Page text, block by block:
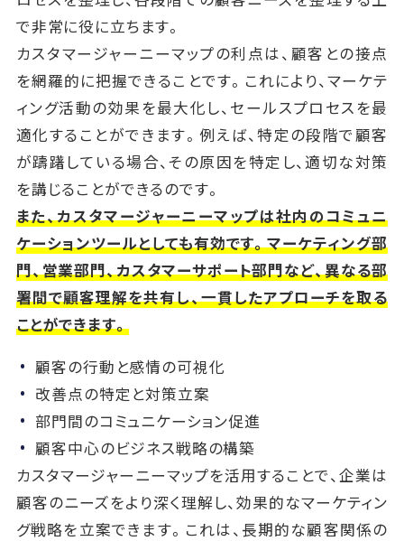
で非常に役に立ちます。
カスタマージャーニーマップの利点は、顧客との接点
を網羅的に把握できることです。これにより、マーケテ
ィング活動の効果を最大化し、セールスプロセスを最
適化することができます。例えば、特定の段階で顧客
が躊躇している場合、その原因を特定し、適切な対策
を講じることができるのです。
また、カスタマージャーニーマップは社内のコミュニ
ケーションツールとしても有効です。マーケティング部
門、営業部門、カスタマーサポート部門など、異なる部
署間で顧客理解を共有し、一貫したアプローチを取る
ことができます。
顧客の行動と感情の可視化
改善点の特定と対策立案
部門間のコミュニケーション促進
顧客中心のビジネス戦略の構築
カスタマージャーニーマップを活用することで、企業は
顧客のニーズをより深く理解し、効果的なマーケティン
グ戦略を立案できます。これは、長期的な顧客関係の